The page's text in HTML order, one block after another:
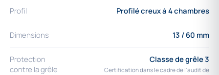
Profil Profilé creux à 4 chambres
Dimensions 13 / 60 mm
Protection
contre la grêle
Classe de grêle 3
Certification dans le cadre de l'audit de